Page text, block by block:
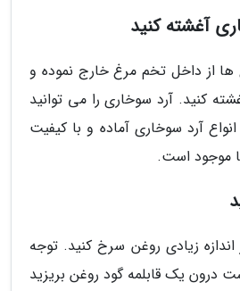
آغشته کنید
ها از داخل تخم مرغ خارج نموده و
کنید. آرد سوخاری را می توانید
آرد سوخاری آماده و با کیفیت
موجود است.
زیادی روغن سرخ کنید. توجه
درون یک قابلمه گود روغن بریزید